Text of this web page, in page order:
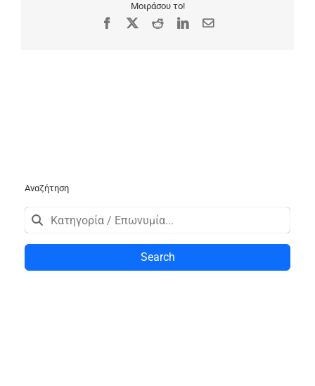
Μοιράσου το!
Facebook RedditLinkedIn
Email
Αναζήτηση
Search